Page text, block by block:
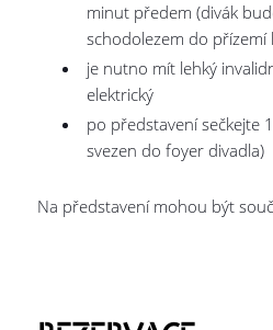
minut předem (divák
schodolezem do přízemí
je nutno mít lehký
elektrický
po představení sečkejte
svezen do foyer divadla)
Na představení mohou být